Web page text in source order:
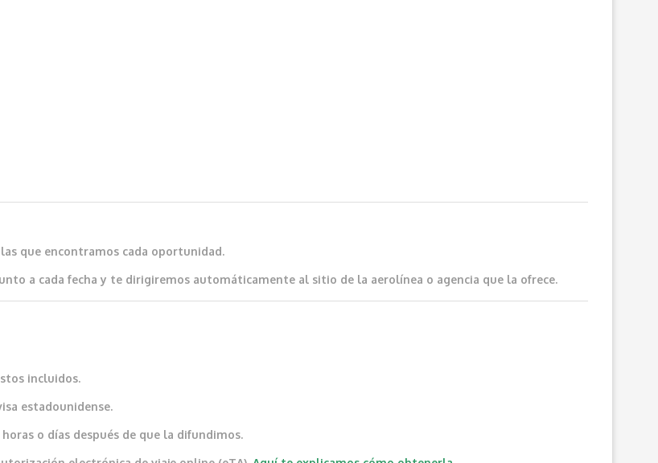
que encontramos cada oportunidad.
a cada fecha y te dirigiremos automáticamente al sitio de la aerolínea o agencia que la ofrece.
incluidos.
estadounidense.
o días después de que la difundimos.